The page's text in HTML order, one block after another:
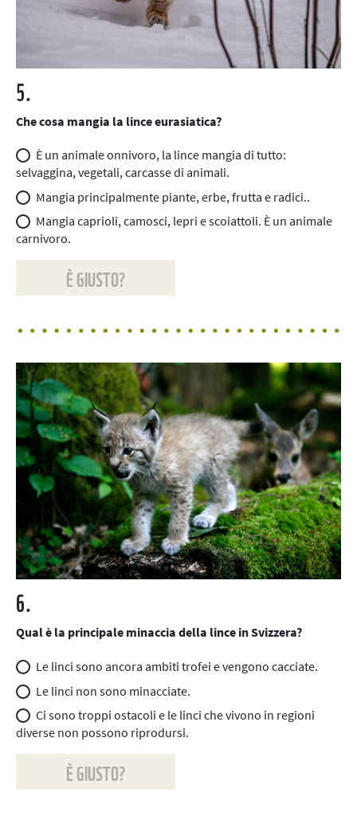
5.
Che cosa mangia la lince eurasiatica?
È un animale onnivoro, la lince mangia di tutto:
selvaggina, vegetali, carcasse di animali.
Mangia principalmente piante, erbe, frutta e radici..
Mangia caprioli, camosci, lepri e scoiattoli. È un animale
carnivoro.
È GIUSTO?
6.
Qual è la principale minaccia della lince in Svizzera?
Le linci sono ancora ambiti trofei e vengono cacciate.
Le linci non sono minacciate.
Ci sono troppi ostacoli e le linci che vivono in regioni
diverse non possono riprodursi.
È GIUSTO?